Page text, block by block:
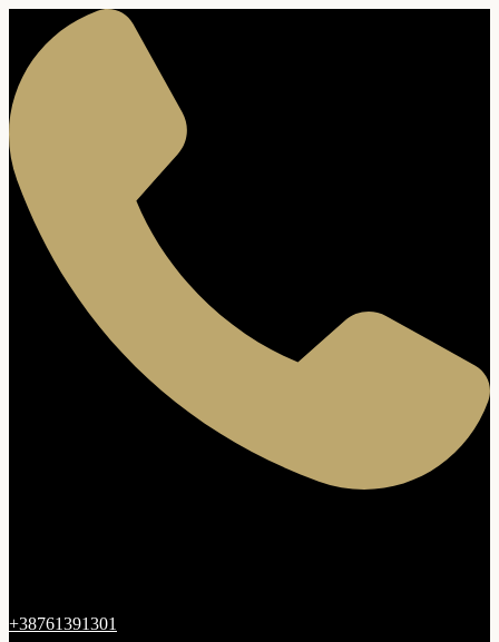
+38761391301